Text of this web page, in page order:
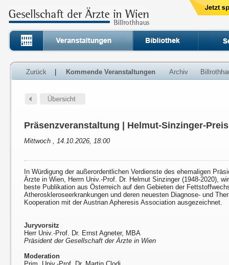
Zurück Kommende Veranstaltungen Archiv
Präsenzveranstaltung | Helmut-Sinzinger-
Mittwoch , 14.10.2026, 18:00
In Würdigung der außerordentlichen Verdienste des ehemaligen
Ärzte in Wien, Herrn Univ.-Prof. Dr. Helmut Sinzinger (1948-2020),
beste Publikation aus Österreich auf den Gebieten der
Atheroskleroseerkrankungen und deren neuesten Diagnose- und
Kooperation mit der Austrian Apheresis Association ausgezeichnet.
Juryvorsitz
Herr Univ.-Prof. Dr. Ernst Agneter, MBA
Präsident der Gesellschaft der Ärzte in Wien
Moderation